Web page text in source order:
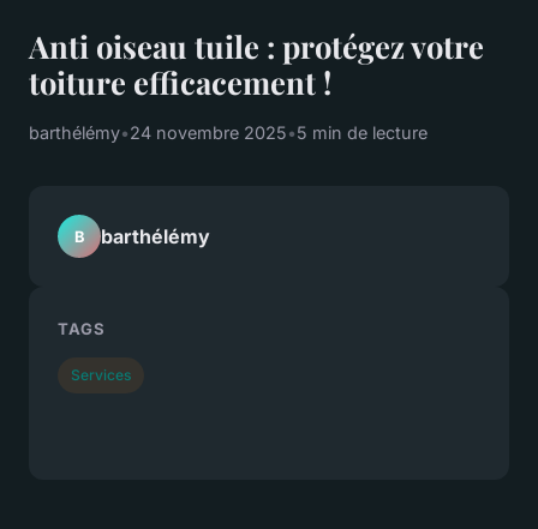
Anti oiseau tuile : protégez votre
toiture efficacement !
barthélémy•24 novembre 2025•5 min de lecture
B barthélémy
TAGS
Services